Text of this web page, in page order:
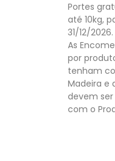
Portes
até 10kg,
31/12/2026.
As
por
tenham
Madeira e
devem
com o